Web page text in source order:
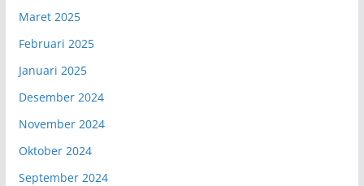
Maret 2025
Februari 2025
Januari 2025
Desember 2024
November 2024
Oktober 2024
September 2024